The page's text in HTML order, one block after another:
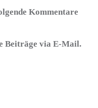
Kommentare
Beiträge via E-Mail.